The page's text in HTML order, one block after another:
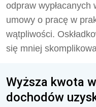
odpraw
umowy o pracę w
wątpliwości.
się mniej
Wyższa kwota
dochodów